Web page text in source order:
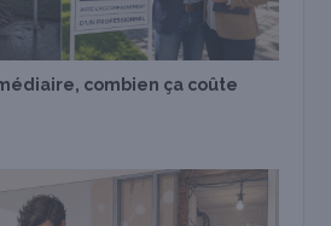
combien ça coûte